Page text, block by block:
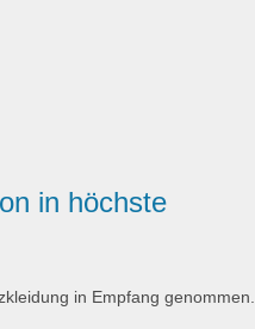
in höchste
in Empfang genommen.